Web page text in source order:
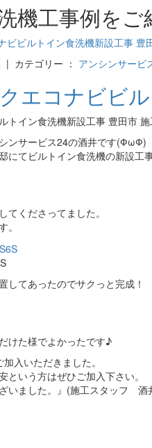
機工事例をご
ビビルトイン食洗機新設工事 豊
カテゴリー ： アンシンサービ
エコナビビ
トイン食洗機新設工事 豊田市
ンサービス24の酒井です(ФωФ)
にてビルトイン食洗機の新設工
てくださってました。
してあったのでサクっと完成！
けた様でよかったです♪
入いただきました。
という方はぜひご加入下さい。
いました。』(施工スタッフ 酒